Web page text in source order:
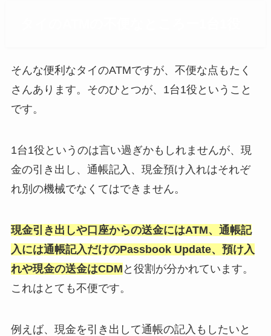
そんな便利なタイのATMですが、不便な点もたく
さんあります。そのひとつが、1台1役ということ
です。
1台1役というのは言い過ぎかもしれませんが、現
金の引き出し、通帳記入、現金預け入れはそれぞ
れ別の機械でなくてはできません。
現金引き出しや口座からの送金にはATM、通帳記
入には通帳記入だけのPassbook Update、預け入
れや現金の送金はCDM と役割が分かれています。
これはとても不便です。
例えば、現金を引き出して通帳の記入もしたいと